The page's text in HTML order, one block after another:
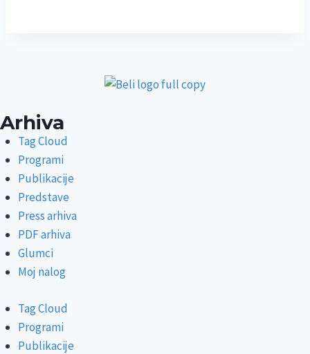
Arhiva
Tag Cloud
Programi
Publikacije
Predstave
Press arhiva
PDF arhiva
Glumci
Moj nalog
Tag Cloud
Programi
Publikacije